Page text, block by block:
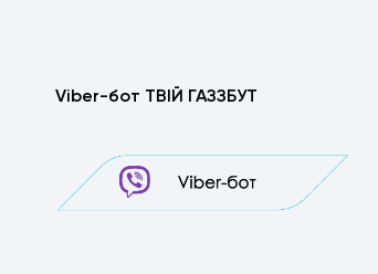
Viber-бот ТВІЙ ГАЗЗБУТ